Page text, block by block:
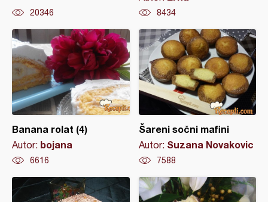
20346 8434
Banana rolat (4)
Autor: bojana
6616
Šareni sočni mafini
Autor: Suzana Novakovic
7588